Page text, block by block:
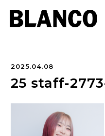
2025.04.08
25 staff-